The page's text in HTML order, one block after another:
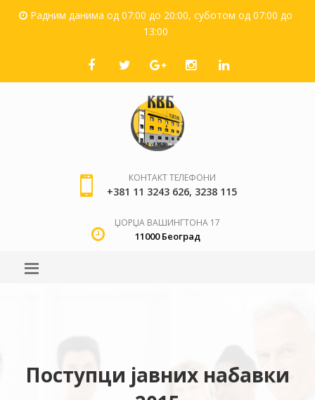
Радним данима од 07:00 до 20:00, суботом од 07:00 до
13:00
КОНТАКТ ТЕЛЕФОНИ
+381 11 3243 626, 3238 115
ЏОРЏА ВАШИНГТОНА 17
11000 Београд
Поступци јавних набавки